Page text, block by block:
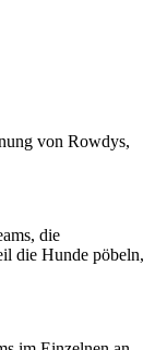
von Rowdys,
die
die Hunde pöbeln,